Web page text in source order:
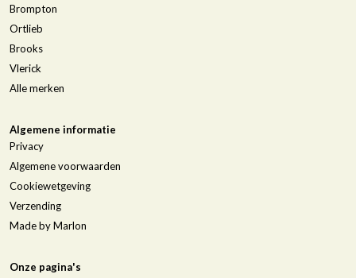
Brompton
Ortlieb
Brooks
Vlerick
Alle merken
Algemene informatie
Privacy
Algemene voorwaarden
Cookiewetgeving
Verzending
Made by Marlon
Onze pagina's